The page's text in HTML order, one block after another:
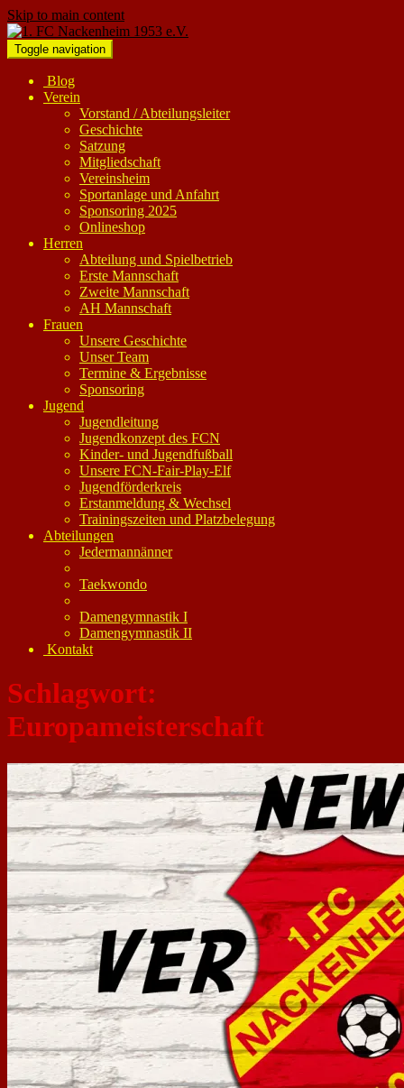
Skip to main content
Toggle navigation
Blog
Verein
Vorstand / Abteilungsleiter
Geschichte
Satzung
Mitgliedschaft
Vereinsheim
Sportanlage und Anfahrt
Sponsoring 2025
Onlineshop
Herren
Abteilung und Spielbetrieb
Erste Mannschaft
Zweite Mannschaft
AH Mannschaft
Frauen
Unsere Geschichte
Unser Team
Termine & Ergebnisse
Sponsoring
Jugend
Jugendleitung
Jugendkonzept des FCN
Kinder- und Jugendfußball
Unsere FCN-Fair-Play-Elf
Jugendförderkreis
Erstanmeldung & Wechsel
Trainingszeiten und Platzbelegung
Abteilungen
Jedermannänner
Taekwondo
Damengymnastik I
Damengymnastik II
Kontakt
Schlagwort:
Europameisterschaft